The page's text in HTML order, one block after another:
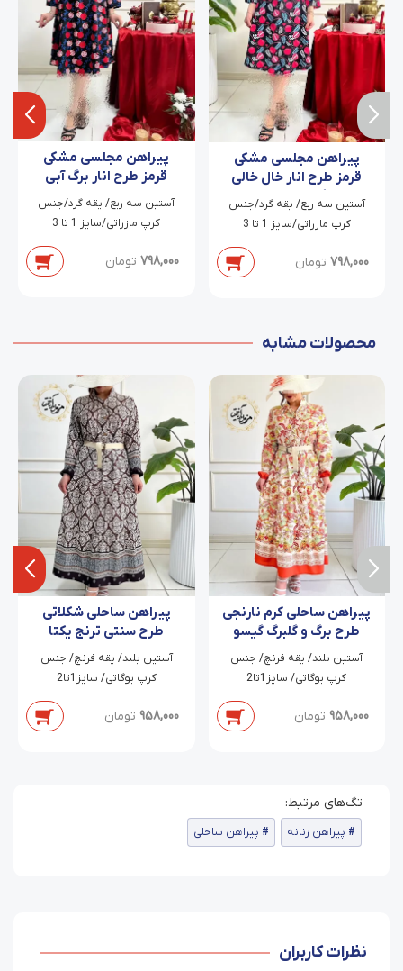
پیراهن مجلسی مشکی
قرمز طرح انار خال خالی
برگی آبی ملیحا
آستین سه ربع/ یقه گرد/جنس
کرپ مازراتی/سایز 1 تا 3
798,000 تومان
پیراهن مجلسی مشکی
قرمز طرح انار برگ آبی
پارمیس
آستین سه ربع/ یقه گرد/جنس
کرپ مازراتی/سایز 1 تا 3
798,000 تومان
محصولات مشابه
پیراهن ساحلی کرم نارنجی
طرح برگ و گلبرگ گیسو
‫آستین بلند/ یقه فرنچ/ جنس
کرپ بوگاتی/ سایز1تا2
958,000 تومان
پیراهن ساحلی شکلاتی
طرح سنتی ترنج یکتا
‫آستین بلند/ یقه فرنچ/ جنس
کرپ بوگاتی/ سایز1تا2
958,000 تومان
پیراهن زنانه پیراهن ساحلی
نظرات کاربران